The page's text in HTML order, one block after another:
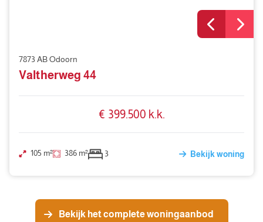
7873 AB Odoorn
Valtherweg 44
€ 399.500 k.k.
105 m² 386 m² 3 Bekijk woning
Bekijk het complete woningaanbod